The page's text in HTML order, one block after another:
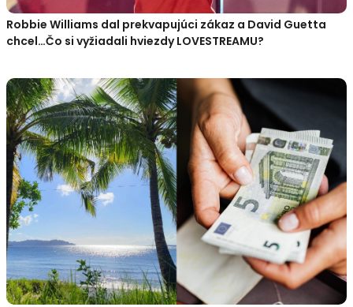
Robbie Williams dal prekvapujúci zákaz a David Guetta
chcel…Čo si vyžiadali hviezdy LOVESTREAMU?